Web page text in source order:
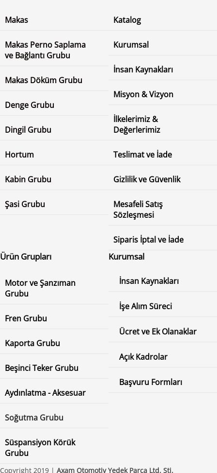
Makas
Makas Perno Saplama
ve Bağlantı Grubu
Makas Döküm Grubu
Denge Grubu
Dingil Grubu
Hortum
Kabin Grubu
Şasi Grubu
Katalog
Kurumsal
İnsan Kaynakları
Misyon & Vizyon
İlkelerimiz &
Değerlerimiz
Teslimat ve İade
Gizlilik ve Güvenlik
Mesafeli Satış
Sözleşmesi
Siparis İptal ve İade
Ürün Grupları
Motor ve Şanzıman
Grubu
Fren Grubu
Kaporta Grubu
Beşinci Teker Grubu
Aydınlatma - Aksesuar
Soğutma Grubu
Süspansiyon Körük
Grubu
Kurumsal
İnsan Kaynakları
İşe Alım Süreci
Ücret ve Ek Olanaklar
Açık Kadrolar
Başvuru Formları
Copyright 2019 | Axam Otomotiv Yedek Parça Ltd. Şti.